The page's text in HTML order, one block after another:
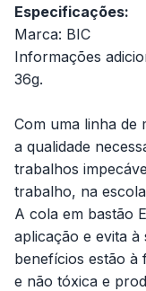
Especificações:
Marca: BIC
Informações
36g.
Com uma linha de
a qualidade
trabalhos
trabalho, na
A cola em bastão
aplicação e evita à
benefícios estão à
e não tóxica e